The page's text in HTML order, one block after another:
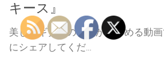
キース』
美しいギターの音色が楽しめる動
にシェアしてくだ...